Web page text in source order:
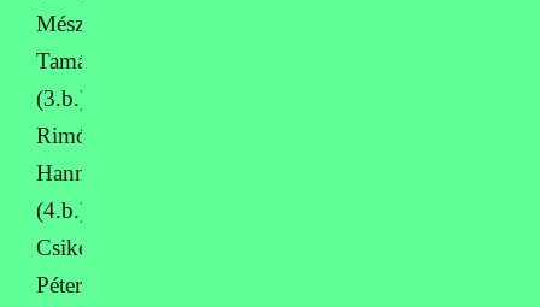
Mészáros
Tamás
(3.b.),
Rimóczi
Hanna
(4.b.),
Csiker
Péter